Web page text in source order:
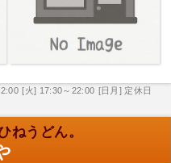
[火] 17:30～22:00 [日月] 定休日
ねうどん。